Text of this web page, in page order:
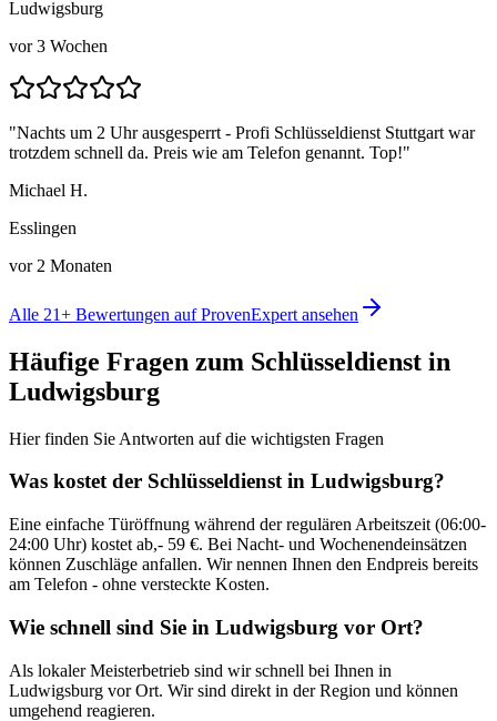
Ludwigsburg
vor 3 Wochen
"Nachts um 2 Uhr ausgesperrt - Profi Schlüsseldienst Stuttgart war
trotzdem schnell da. Preis wie am Telefon genannt. Top!"
Michael H.
Esslingen
vor 2 Monaten
Alle 21+ Bewertungen auf ProvenExpert ansehen
Häufige Fragen zum Schlüsseldienst in
Ludwigsburg
Hier finden Sie Antworten auf die wichtigsten Fragen
Was kostet der Schlüsseldienst in Ludwigsburg?
Eine einfache Türöffnung während der regulären Arbeitszeit (06:00-
24:00 Uhr) kostet ab,- 59 €. Bei Nacht- und Wochenendeinsätzen
können Zuschläge anfallen. Wir nennen Ihnen den Endpreis bereits
am Telefon - ohne versteckte Kosten.
Wie schnell sind Sie in Ludwigsburg vor Ort?
Als lokaler Meisterbetrieb sind wir schnell bei Ihnen in
Ludwigsburg vor Ort. Wir sind direkt in der Region und können
umgehend reagieren.